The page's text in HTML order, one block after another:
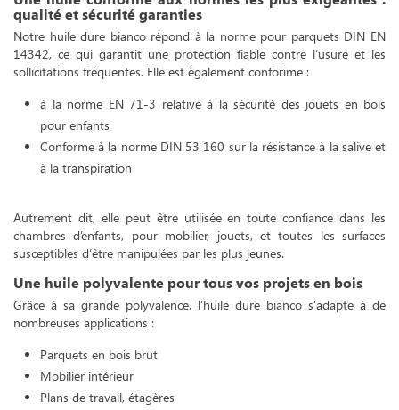
qualité et sécurité garanties
Notre huile dure bianco répond à la norme pour parquets DIN EN
14342, ce qui garantit une protection fiable contre l’usure et les
sollicitations fréquentes. Elle est également conforime :
à la norme EN 71-3 relative à la sécurité des jouets en bois
pour enfants
Conforme à la norme DIN 53 160 sur la résistance à la salive et
à la transpiration
Autrement dit, elle peut être utilisée en toute confiance dans les
chambres d’enfants, pour mobilier, jouets, et toutes les surfaces
susceptibles d’être manipulées par les plus jeunes.
Une huile polyvalente pour tous vos projets en bois
Grâce à sa grande polyvalence, l'huile dure bianco s’adapte à de
nombreuses applications :
Parquets en bois brut
Mobilier intérieur
Plans de travail, étagères